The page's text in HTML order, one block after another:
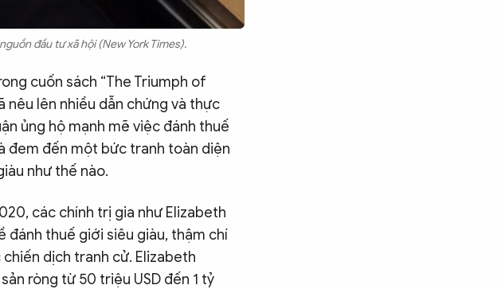
đầu tư xã hội (New York Times).
cuốn sách “The Triumph of
nêu lên nhiều dẫn chứng và thực
ủng hộ mạnh mẽ việc đánh thuế
đem đến một bức tranh toàn diện
như thế nào.
các chính trị gia như Elizabeth
đánh thuế giới siêu giàu, thậm chí
dịch tranh cử. Elizabeth
ròng từ 50 triệu USD đến 1 tỷ